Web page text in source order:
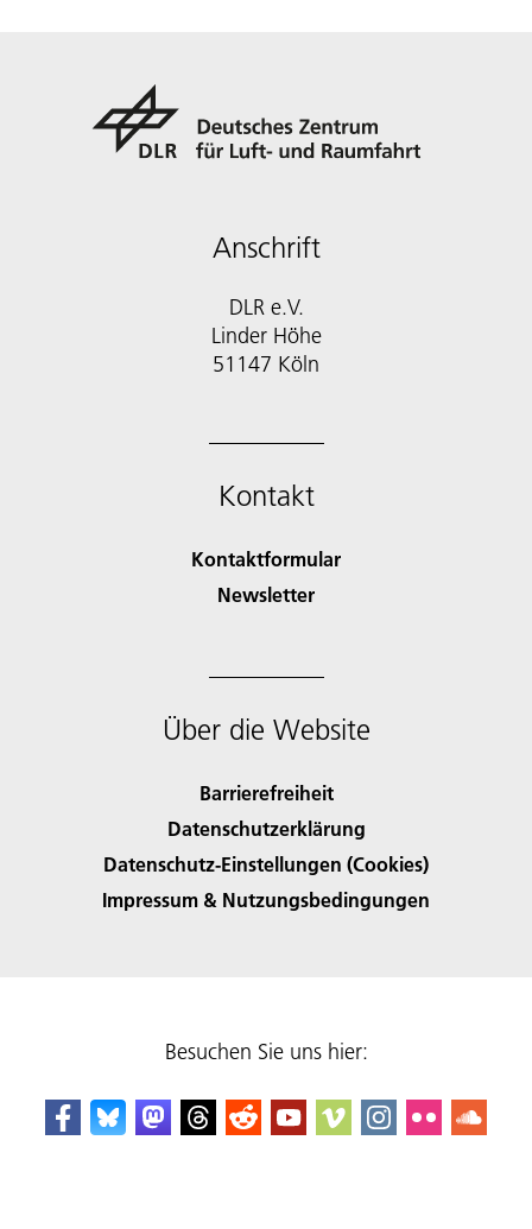
Anschrift
DLR e.V.
Linder Höhe
51147 Köln
Kontakt
Kontaktformular
Newsletter
Über die Website
Barrierefreiheit
Datenschutzerklärung
Datenschutz-Einstellungen (Cookies)
Impressum & Nutzungsbedingungen
Besuchen Sie uns hier: